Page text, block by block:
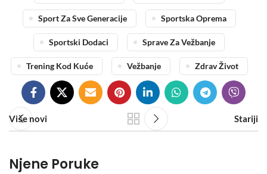
Sport Za Sve Generacije Sportska Oprema
Sportski Dodaci Sprave Za Vežbanje
Trening Kod Kuće Vežbanje Zdrav Život
Više novi Stariji
Njene Poruke